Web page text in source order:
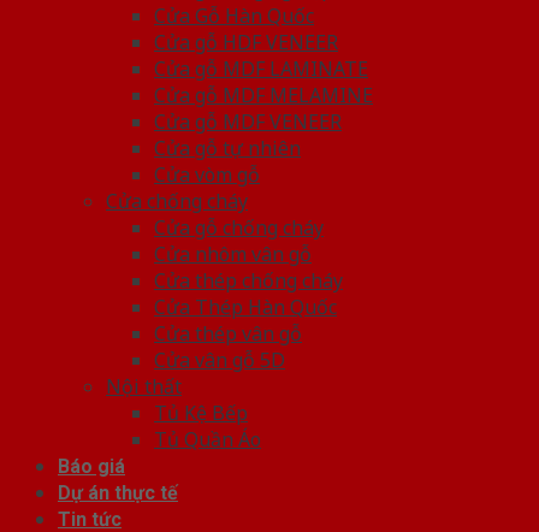
Cửa Gỗ Hàn Quốc
Cửa gỗ HDF VENEER
Cửa gỗ MDF LAMINATE
Cửa gỗ MDF MELAMINE
Cửa gỗ MDF VENEER
Cửa gỗ tự nhiên
Cửa vòm gỗ
Cửa chống cháy
Cửa gỗ chống cháy
Cửa nhôm vân gỗ
Cửa thép chống cháy
Cửa Thép Hàn Quốc
Cửa thép vân gỗ
Cửa vân gỗ 5D
Nội thất
Tủ Kệ Bếp
Tủ Quần Áo
Báo giá
Dự án thực tế
Tin tức